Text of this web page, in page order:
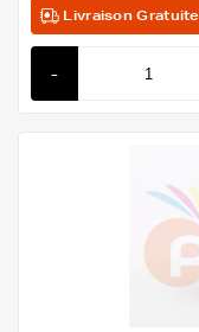
Livraison Gratuite
-